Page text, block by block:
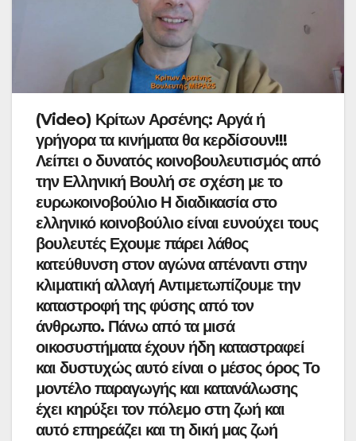
(Video) Κρίτων Αρσένης: Αργά ή
γρήγορα τα κινήματα θα κερδίσουν!!!
Λείπει ο δυνατός κοινοβουλευτισμός από
την Ελληνική Βουλή σε σχέση με το
ευρωκοινοβούλιο Η διαδικασία στο
ελληνικό κοινοβούλιο είναι ευνούχει τους
βουλευτές Εχουμε πάρει λάθος
κατεύθυνση στον αγώνα απέναντι στην
κλιματική αλλαγή Αντιμετωπίζουμε την
καταστροφή της φύσης από τον
άνθρωπο. Πάνω από τα μισά
οικοσυστήματα έχουν ήδη καταστραφεί
και δυστυχώς αυτό είναι ο μέσος όρος Το
μοντέλο παραγωγής και κατανάλωσης
έχει κηρύξει τον πόλεμο στη ζωή και
αυτό επηρεάζει και τη δική μας ζωή